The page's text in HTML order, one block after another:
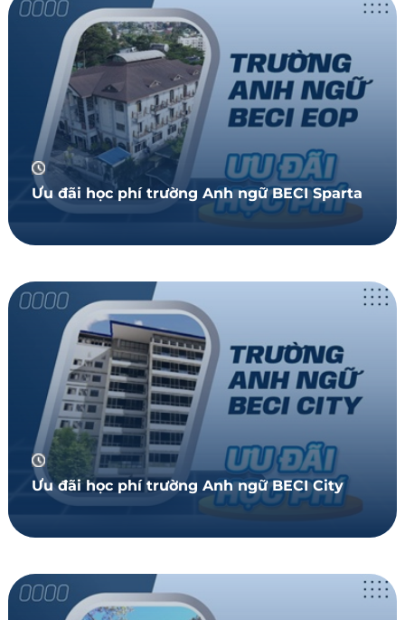
Ưu đãi học phí trường Anh ngữ BECI Sparta
Ưu đãi học phí trường Anh ngữ BECI City